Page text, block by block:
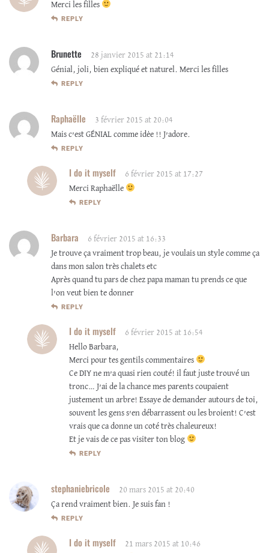
Merci les filles
REPLY
Brunette
28 janvier 2015 at 21:14
Génial, joli, bien expliqué et naturel. Merci les filles
REPLY
Raphaëlle
3 février 2015 at 20:04
Mais c’est GÉNIAL comme idėe !! J’adore.
REPLY
I do it myself
6 février 2015 at 17:27
Merci Raphaëlle
REPLY
Barbara
6 février 2015 at 16:33
Je trouve ça vraiment trop beau, je voulais un style comme ça
dans mon salon très chalets etc
Après quand tu pars de chez papa maman tu prends ce que
l’on veut bien te donner
REPLY
I do it myself
6 février 2015 at 16:54
Hello Barbara,
Merci pour tes gentils commentaires
Ce DIY ne m’a quasi rien couté! il faut juste trouvé un
tronc… J’ai de la chance mes parents coupaient
justement un arbre! Essaye de demander autours de toi,
souvent les gens s’en débarrassent ou les broient! C’est
vrais que ca donne un coté très chaleureux!
Et je vais de ce pas visiter ton blog
REPLY
stephaniebricole
20 mars 2015 at 20:40
Ça rend vraiment bien. Je suis fan !
REPLY
I do it myself
21 mars 2015 at 10:46